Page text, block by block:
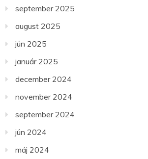
september 2025
august 2025
jún 2025
január 2025
december 2024
november 2024
september 2024
jún 2024
máj 2024